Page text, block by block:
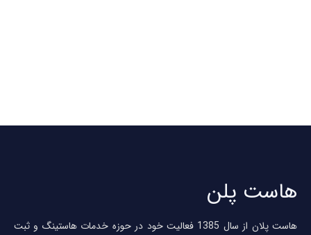
پلن
هاست پلان از سال 1385 فعالیت خود در حوزه خدمات هاستینگ و ثبت